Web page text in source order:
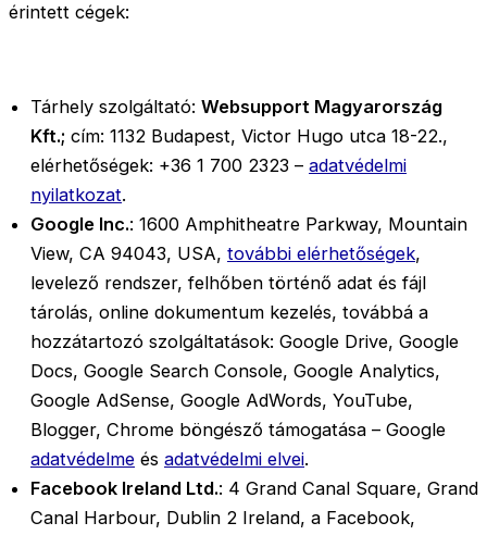
érintett cégek:
Tárhely szolgáltató: Websupport Magyarország
Kft.; cím: 1132 Budapest, Victor Hugo utca 18-22.,
elérhetőségek: +36 1 700 2323 – adatvédelmi
nyilatkozat.
Google Inc.: 1600 Amphitheatre Parkway, Mountain
View, CA 94043, USA, további elérhetőségek,
levelező rendszer, felhőben történő adat és fájl
tárolás, online dokumentum kezelés, továbbá a
hozzátartozó szolgáltatások: Google Drive, Google
Docs, Google Search Console, Google Analytics,
Google AdSense, Google AdWords, YouTube,
Blogger, Chrome böngésző támogatása – Google
adatvédelme és adatvédelmi elvei.
Facebook Ireland Ltd.: 4 Grand Canal Square, Grand
Canal Harbour, Dublin 2 Ireland, a Facebook,